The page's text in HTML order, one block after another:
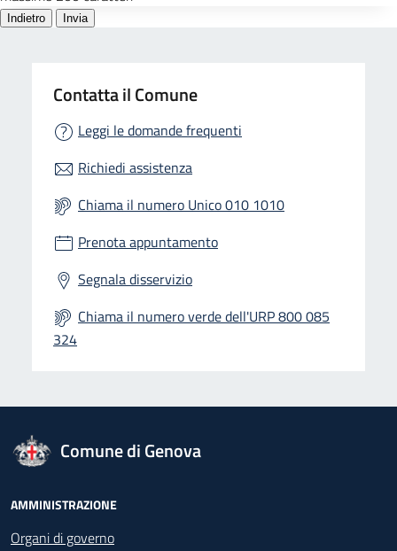
Contatta il Comune
Leggi le domande frequenti
Richiedi assistenza
Chiama il numero Unico 010 1010
Prenota appuntamento
Segnala disservizio
Chiama il numero verde dell'URP 800 085
324
logo Unione Europea
Comune di Genova
Footer - Navigazione
AMMINISTRAZIONE
Organi di governo